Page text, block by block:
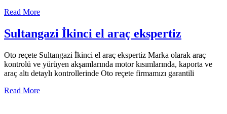
Read More
Sultangazi İkinci el araç ekspertiz
Oto reçete Sultangazi İkinci el araç ekspertiz Marka olarak araç
kontrolü ve yürüyen akşamlarında motor kısımlarında, kaporta ve
araç altı detaylı kontrollerinde Oto reçete firmamızı garantili
Read More